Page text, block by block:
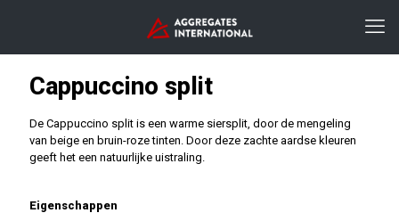
Cappuccino split
De Cappuccino split is een warme siersplit, door de mengeling
van beige en bruin-roze tinten. Door deze zachte aardse kleuren
geeft het een natuurlijke uistraling.
Eigenschappen